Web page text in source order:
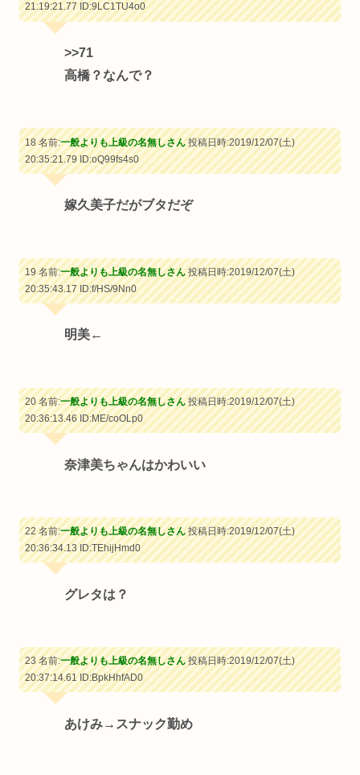
21:19:21.77ID:9LC1TU4o0
>>71
高橋？なんで？
18 名前:一般よりも上級の名無しさん投稿日時:2019/12/07(土)
20:35:21.79ID:oQ99fs4s0
嫁久美子だがブタだぞ
19 名前:一般よりも上級の名無しさん投稿日時:2019/12/07(土)
20:35:43.17ID:f/HS/9Nn0
明美←
20 名前:一般よりも上級の名無しさん投稿日時:2019/12/07(土)
20:36:13.46ID:ME/coOLp0
奈津美ちゃんはかわいい
22 名前:一般よりも上級の名無しさん投稿日時:2019/12/07(土)
20:36:34.13ID:TEhijHmd0
グレタは？
23 名前:一般よりも上級の名無しさん投稿日時:2019/12/07(土)
20:37:14.61ID:BpkHhfAD0
あけみ→スナック勤め